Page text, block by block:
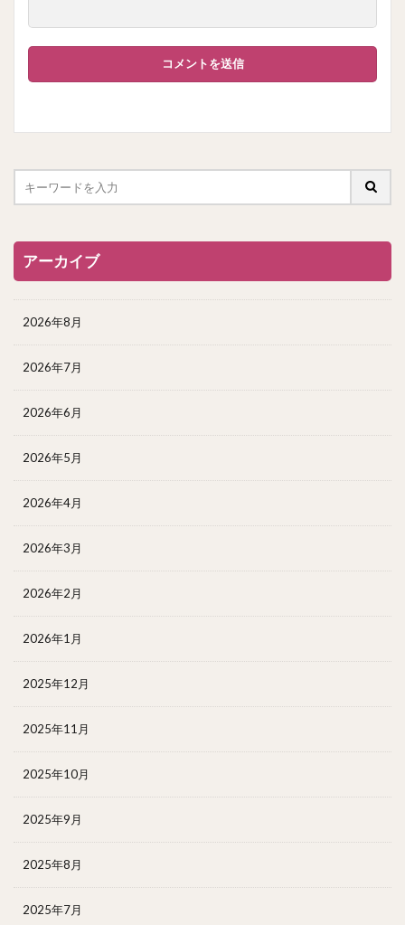
アーカイブ
2026年8月
2026年7月
2026年6月
2026年5月
2026年4月
2026年3月
2026年2月
2026年1月
2025年12月
2025年11月
2025年10月
2025年9月
2025年8月
2025年7月